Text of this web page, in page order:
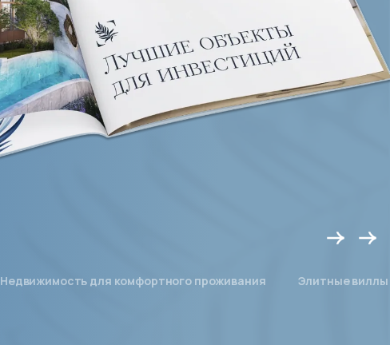
Недвижимость для комфортного проживания Элитные виллы